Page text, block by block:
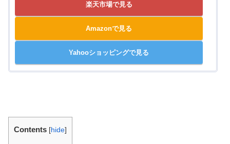
楽天市場で見る
Amazonで見る
Yahooショッピングで見る
Contents [hide]